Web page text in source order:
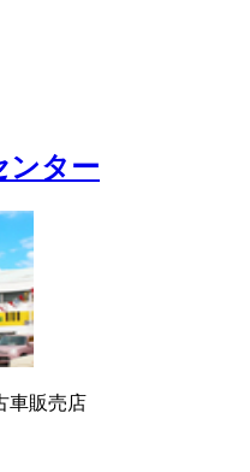
ンター
車販売店